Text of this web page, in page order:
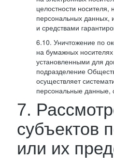
целостности
персональных данных,
и средствами
6.10. Уничтожение по
на бумажных
установленными для
подразделение
осуществляет
персональные данные,
7.
субъектов
или их